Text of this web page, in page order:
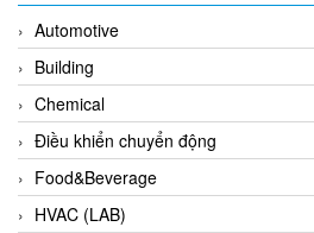
Exergen
Exide Technologies Vietnam
EXOR
FAIRCHILD
FANUC
FDM/ F.lli Della Marca Srl
Automotive
Building
Chemical
Điều khiển chuyển động
Food&Beverage
HVAC (LAB)